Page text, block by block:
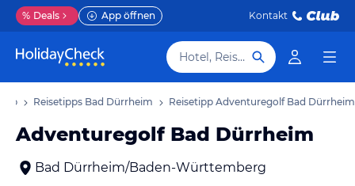
% Deals App öffnen Kontakt
Hotel, Reiseziel
Reisetipps Bad Dürrheim Reisetipp Adventuregolf Bad Dürrheim
Adventuregolf Bad Dürrheim
Bad Dürrheim/Baden-Württemberg